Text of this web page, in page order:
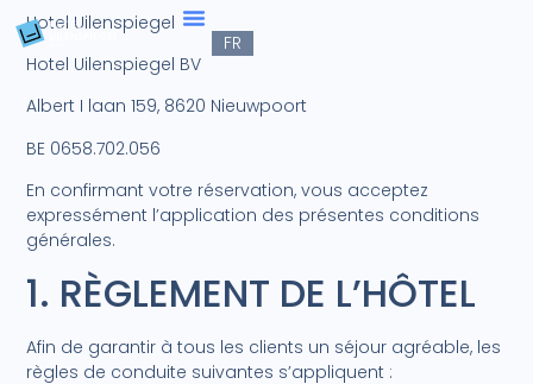
FR
DE
Hotel Uilenspiegel
Hotel Uilenspiegel BV
Albert I laan 159, 8620 Nieuwpoort
BE 0658.702.056
En confirmant votre réservation, vous acceptez
expressément l’application des présentes conditions
générales.
1. RÈGLEMENT DE L’HÔTEL
Afin de garantir à tous les clients un séjour agréable, les
règles de conduite suivantes s’appliquent :